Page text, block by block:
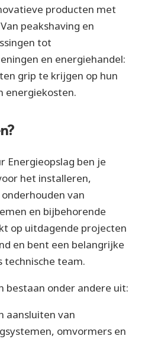
producten met
peakshaving en
tot
en energiehandel:
grip te krijgen op hun
energiekosten.
Energieopslag ben je
het installeren,
van
en bijbehorende
op uitdagende projecten
en bent een belangrijke
technische team.
bestaan onder andere uit:
aansluiten van
omvormers en